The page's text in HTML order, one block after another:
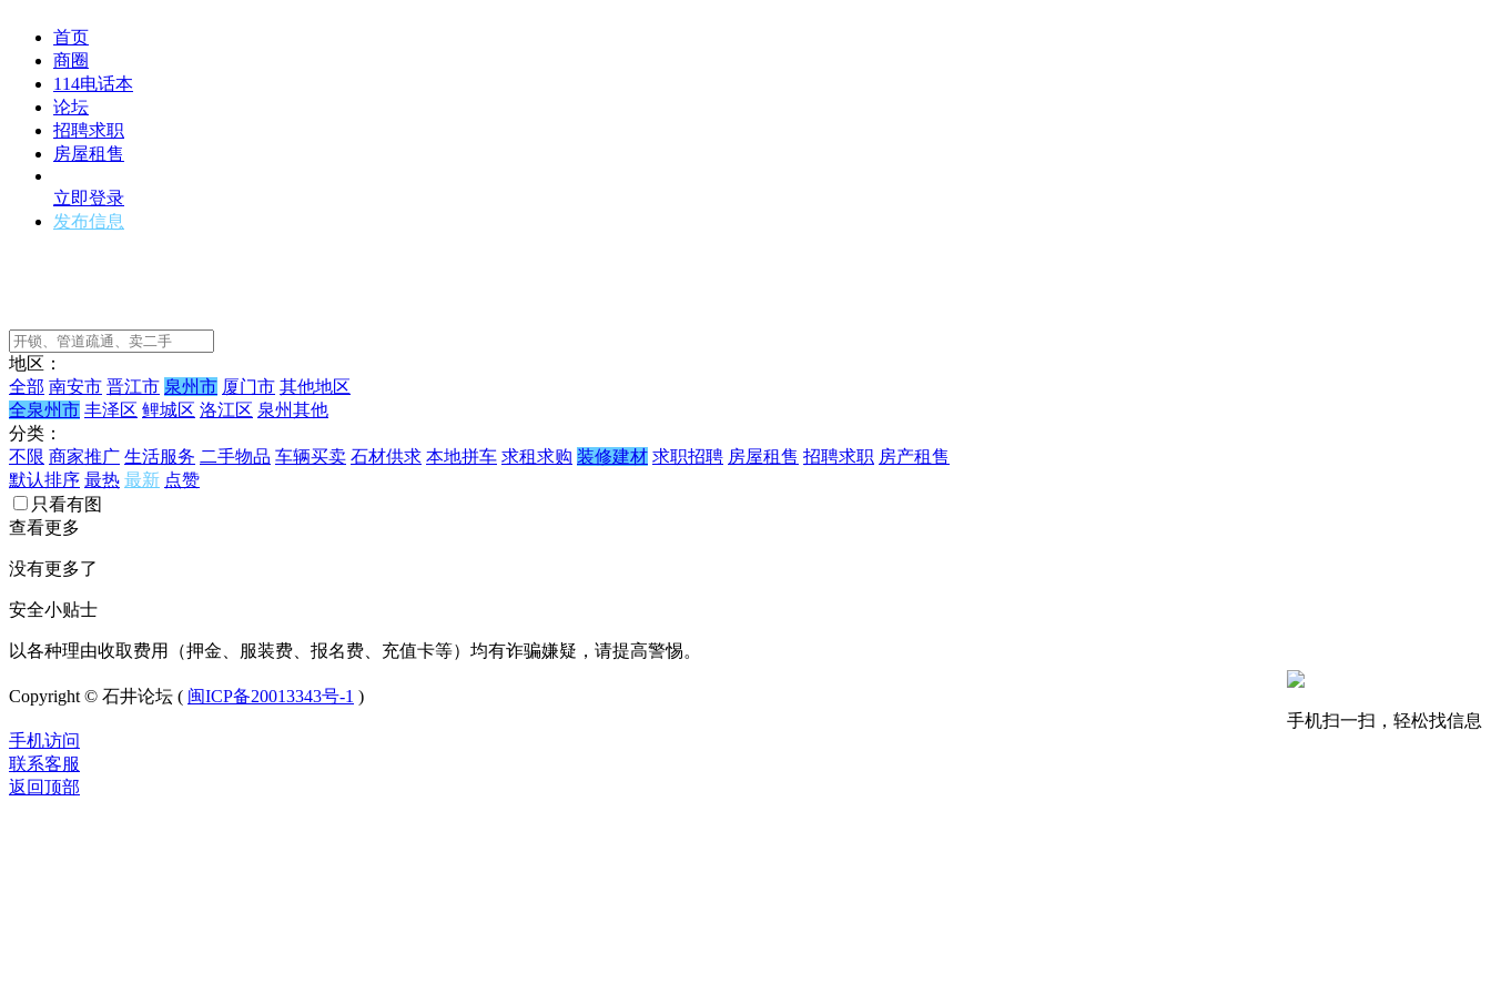
首页
商圈
114电话本
论坛
招聘求职
房屋租售
立即登录
发布信息
地区：
全部 南安市 晋江市 泉州市 厦门市 其他地区
全泉州市 丰泽区 鲤城区 洛江区 泉州其他
分类：
不限 商家推广 生活服务 二手物品 车辆买卖 石材供求 本地拼车 求租求购 装修建材 求职招聘 房屋租售 招聘求职 房产租售
默认排序 最热 最新 点赞
只看有图
查看更多
没有更多了
安全小贴士
以各种理由收取费用（押金、服装费、报名费、充值卡等）均有诈骗嫌疑，请提高警惕。
手机扫一扫，轻松找信息
Copyright © 石井论坛 ( 闽ICP备20013343号-1 )
手机访问
联系客服
返回顶部